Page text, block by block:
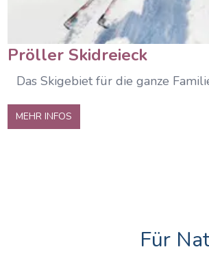
Pröller Skidreieck
Das Skigebiet für die ganze
MEHR INFOS
Für